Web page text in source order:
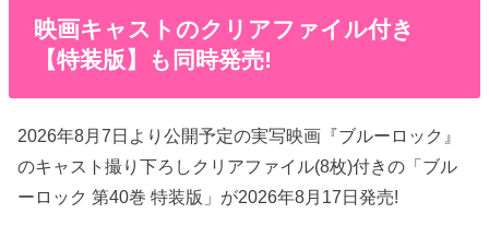
映画キャストのクリアファイル付き
【特装版】も同時発売!
2026年8月7日より公開予定の実写映画『ブルーロック』
のキャスト撮り下ろしクリアファイル(8枚)付きの「ブル
ーロック 第40巻 特装版」が2026年8月17日発売!